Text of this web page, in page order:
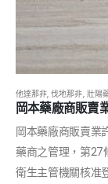
他達那非,伐地那非, 壯陽
岡本藥廠商販賣
岡本藥廠商販賣業
藥商之管理，第27
衛生主管機關核准